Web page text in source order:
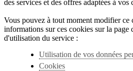
des services et des offres adaptées à vos
Vous pouvez à tout moment modifier ce
informations sur ces cookies sur la page
d'utilisation du service :
Utilisation de vos données
Cookies